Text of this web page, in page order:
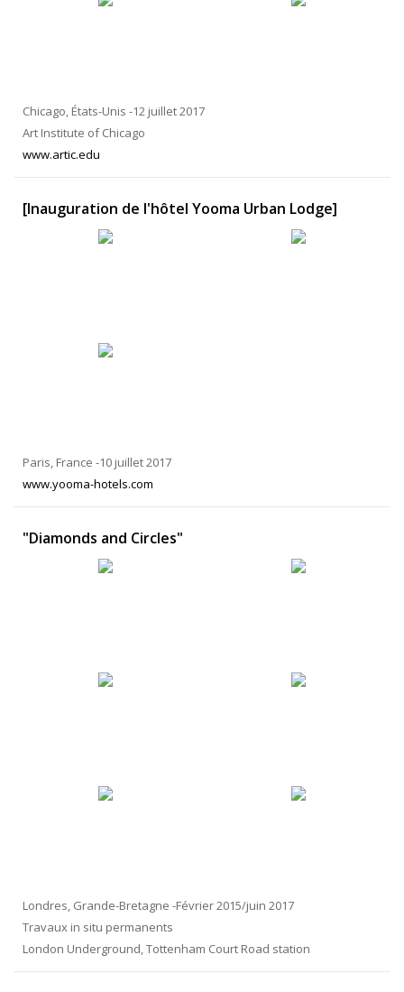
Chicago, États-Unis -12 juillet 2017
Art Institute of Chicago
www.artic.edu
[Inauguration de l'hôtel Yooma Urban Lodge]
Paris, France -10 juillet 2017
www.yooma-hotels.com
"Diamonds and Circles"
Londres, Grande-Bretagne -Février 2015/juin 2017
Travaux in situ permanents
London Underground, Tottenham Court Road station